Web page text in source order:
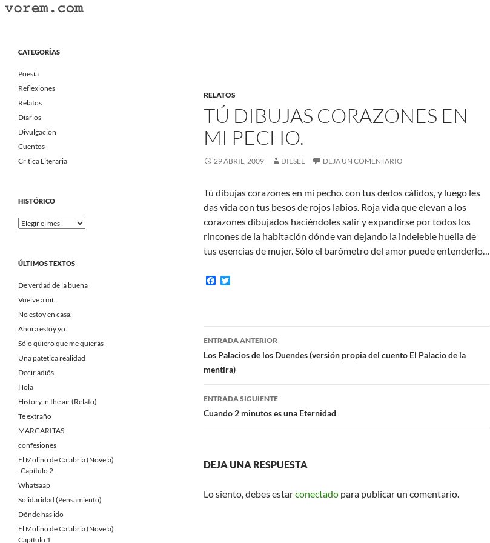
Saltar
RELATOS
TÚ DIBUJAS CORAZONES EN
MI PECHO.
29 ABRIL, 2009 DIESEL DEJA UN COMENTARIO
Tú dibujas corazones en mi pecho. con tus dedos cálidos, y luego les
das vida con tus besos de rojos labios. Roja vida que elevan a los
corazones dibujados haciéndoles salir y expandirse por todos los
rincones de la habitación dónde van dejando la indeleble huella de
tus esencias de mujer. Sólo el barómetro del amor puede entenderlo…
F
o
o
e
r
Navegación
de
entradas
ENTRADA ANTERIOR
Los Palacios de los Duendes (versión propia del cuento El Palacio de la
mentira)
ENTRADA SIGUIENTE
Cuando 2 minutos es una Eternidad
DEJA UNA RESPUESTA
Lo siento, debes estarconectado para publicar un comentario.
Portal Literario Independiente
CATEGORÍAS
Poesía
Reflexiones
Relatos
Diarios
Divulgación
Cuentos
Crítica Literaria
HISTÓRICO
Histórico
ÚLTIMOS TEXTOS
De verdad de la buena
Vuelve a mí.
No estoy en casa.
Ahora estoy yo.
Sólo quiero que me quieras
Una patética realidad
Decir adiós
Hola
History in the air (Relato)
Te extraño
MARGARITAS
confesiones
El Molino de Calabria (Novela)
-Capítulo 2-
Whatsaap
Solidaridad (Pensamiento)
Dónde has ido
El Molino de Calabria (Novela)
Capítulo 1